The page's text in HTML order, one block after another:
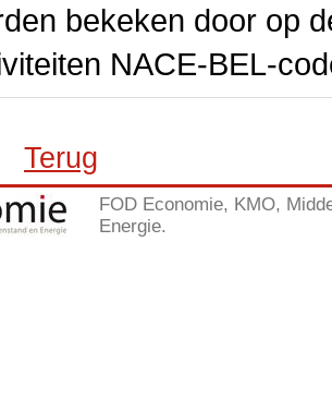
bekeken door op
NACE-BEL-
Terug
FOD Economie, KMO,
Energie.